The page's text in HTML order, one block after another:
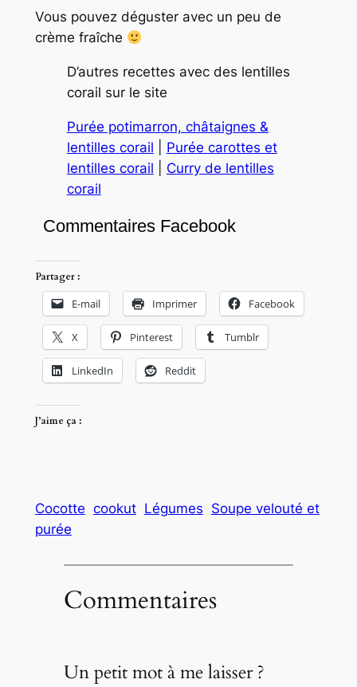
Vous pouvez déguster avec un peu de
crème fraîche
D’autres recettes avec des lentilles
corail sur le site
Purée potimarron, châtaignes &
lentilles corail
Purée carottes et
lentilles corail
Curry de lentilles
corail
Commentaires Facebook
Partager :
E-mail Imprimer Facebook
X Pinterest Tumblr
LinkedIn Reddit
J’aime ça :
Cocotte cookut Légumes Soupe velouté et
purée
Commentaires
Un petit mot à me laisser ?